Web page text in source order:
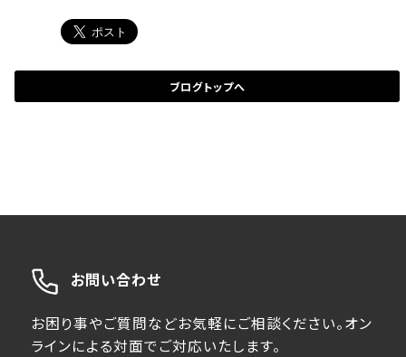
ブログトップへ
お問い合わせ
お困り事やご質問などお気軽にご相談ください。オン
ラインによる対面でご対応いたします。